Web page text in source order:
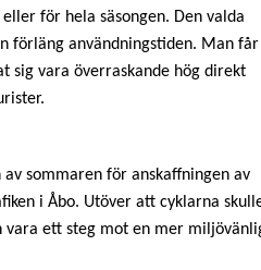
för hela säsongen. Den valda
förläng användningstiden. Man får
sig vara överraskande hög direkt
av sommaren för anskaffningen av
i Åbo. Utöver att cyklarna
ett steg mot en mer